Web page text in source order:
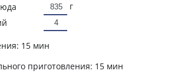
г
15 мин
приготовления: 15 мин